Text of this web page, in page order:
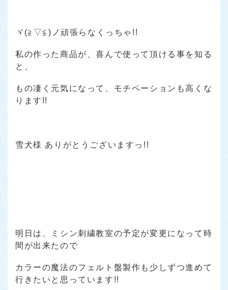
ヾ(≧▽≦)ノ頑張らなくっちゃ!!
私の作った商品が、喜んで使って頂ける事を知る
と、
もの凄く元気になって、モチベーションも高くな
ります!!
雪犬様 ありがとうございますっ!!
明日は、ミシン刺繍教室の予定が変更になって時
間が出来たので
カラーの魔法のフェルト盤製作も少しずつ進めて
行きたいと思っています!!